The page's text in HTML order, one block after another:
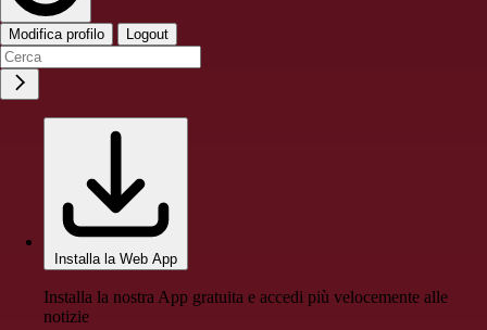
Modifica profilo Logout
Installa la Web App
Installa la nostra App gratuita e accedi più velocemente alle
notizie